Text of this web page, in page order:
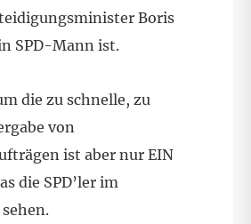
Boris
SPD-Mann ist.
die zu schnelle, zu
von
ist aber nur EIN
die SPD’ler im